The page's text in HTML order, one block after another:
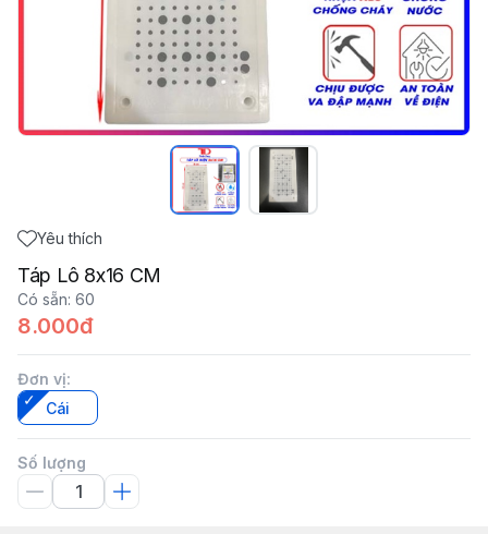
Yêu thích
Táp Lô 8x16 CM
Có sẵn: 60
8.000đ
Đơn vị:
Cái
Số lượng